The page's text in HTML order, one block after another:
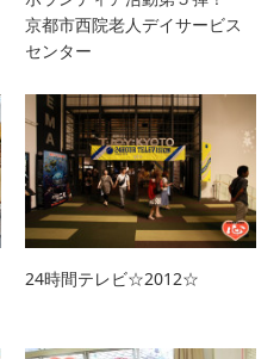
京都市西院老人デイサービス
センター
24時間テレビ☆2012☆